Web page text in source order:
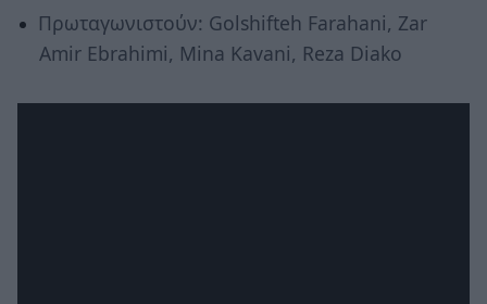
Πρωταγωνιστούν: Golshifteh Farahani, Zar
Amir Ebrahimi, Mina Kavani, Reza Diako